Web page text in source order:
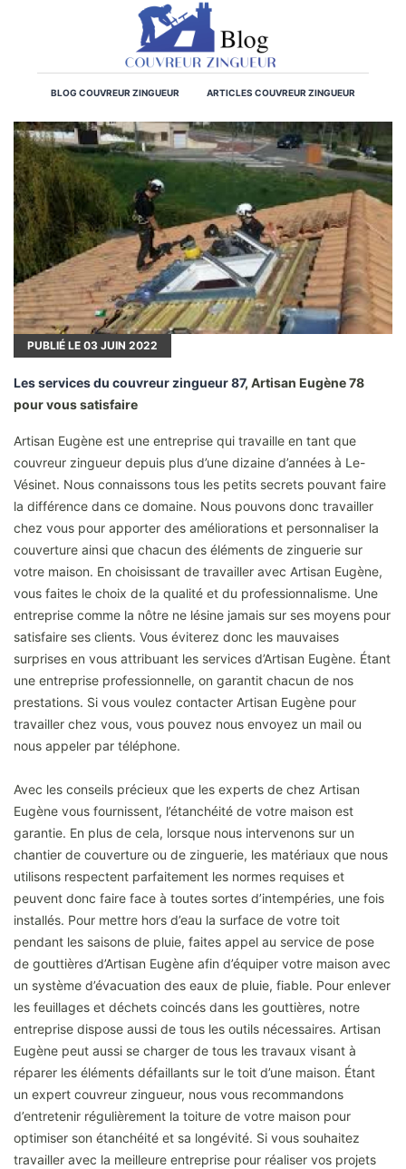
BLOG COUVREUR ZINGUEUR ARTICLES COUVREUR ZINGUEUR
PUBLIÉ LE 03 JUIN 2022
Les services du couvreur zingueur 87, Artisan Eugène 78
pour vous satisfaire
Artisan Eugène est une entreprise qui travaille en tant que
couvreur zingueur depuis plus d’une dizaine d’années à Le-
Vésinet. Nous connaissons tous les petits secrets pouvant faire
la différence dans ce domaine. Nous pouvons donc travailler
chez vous pour apporter des améliorations et personnaliser la
couverture ainsi que chacun des éléments de zinguerie sur
votre maison. En choisissant de travailler avec Artisan Eugène,
vous faites le choix de la qualité et du professionnalisme. Une
entreprise comme la nôtre ne lésine jamais sur ses moyens pour
satisfaire ses clients. Vous éviterez donc les mauvaises
surprises en vous attribuant les services d’Artisan Eugène. Étant
une entreprise professionnelle, on garantit chacun de nos
prestations. Si vous voulez contacter Artisan Eugène pour
travailler chez vous, vous pouvez nous envoyez un mail ou
nous appeler par téléphone.
Avec les conseils précieux que les experts de chez Artisan
Eugène vous fournissent, l’étanchéité de votre maison est
garantie. En plus de cela, lorsque nous intervenons sur un
chantier de couverture ou de zinguerie, les matériaux que nous
utilisons respectent parfaitement les normes requises et
peuvent donc faire face à toutes sortes d’intempéries, une fois
installés. Pour mettre hors d’eau la surface de votre toit
pendant les saisons de pluie, faites appel au service de pose
de gouttières d’Artisan Eugène afin d’équiper votre maison avec
un système d’évacuation des eaux de pluie, fiable. Pour enlever
les feuillages et déchets coincés dans les gouttières, notre
entreprise dispose aussi de tous les outils nécessaires. Artisan
Eugène peut aussi se charger de tous les travaux visant à
réparer les éléments défaillants sur le toit d’une maison. Étant
un expert couvreur zingueur, nous vous recommandons
d’entretenir régulièrement la toiture de votre maison pour
optimiser son étanchéité et sa longévité. Si vous souhaitez
travailler avec la meilleure entreprise pour réaliser vos projets